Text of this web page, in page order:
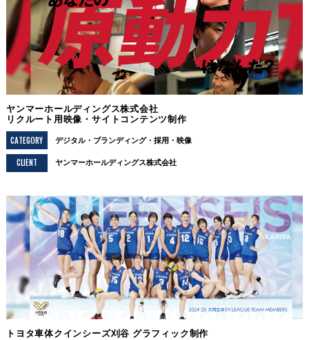
ヤンマーホールディングス株式会社
リクルート用映像・サイトコンテンツ制作
CATEGORY
デジタル ブランディング 採用 映像
CLIENT ヤンマーホールディングス株式会社
トヨタ車体クインシーズ刈谷 グラフィック制作